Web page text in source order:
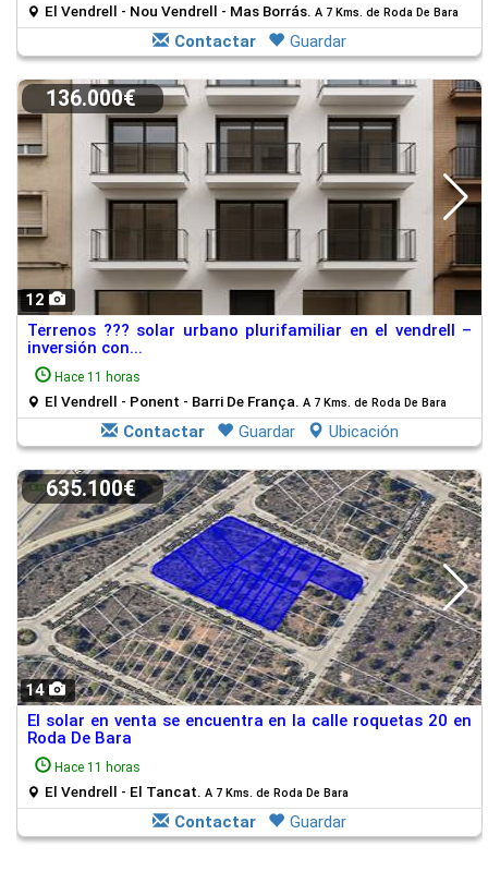
El Vendrell - Nou Vendrell - Mas Borrás. A 7 Kms. de Roda De Bara
Contactar Guardar
12
136.000€
Terrenos ??? solar urbano plurifamiliar en el vendrell –
inversión con...
Hace 11 horas
El Vendrell - Ponent - Barri De França. A 7 Kms. de Roda De Bara
Contactar Guardar Ubicación
14
635.100€
El solar en venta se encuentra en la calle roquetas 20 en
Roda De Bara
Hace 11 horas
El Vendrell - El Tancat. A 7 Kms. de Roda De Bara
Contactar Guardar